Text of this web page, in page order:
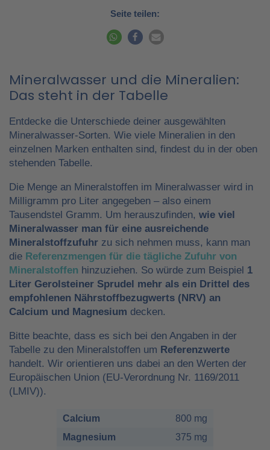
Seite teilen:
Mineralwasser und die Mineralien:
Das steht in der Tabelle
Entdecke die Unterschiede deiner ausgewählten
Mineralwasser-Sorten. Wie viele Mineralien in den
einzelnen Marken enthalten sind, findest du in der oben
stehenden Tabelle.
Die Menge an Mineralstoffen im Mineralwasser wird in
Milligramm pro Liter angegeben – also einem
Tausendstel Gramm. Um herauszufinden, wie viel
Mineralwasser man für eine ausreichende
Mineralstoffzufuhr zu sich nehmen muss, kann man
die Referenzmengen für die tägliche Zufuhr von
Mineralstoffen hinzuziehen. So würde zum Beispiel 1
Liter Gerolsteiner Sprudel mehr als ein Drittel des
empfohlenen Nährstoffbezugwerts (NRV) an
Calcium und Magnesium decken.
Bitte beachte, dass es sich bei den Angaben in der
Tabelle zu den Mineralstoffen um Referenzwerte
handelt. Wir orientieren uns dabei an den Werten der
Europäischen Union (EU-Verordnung Nr. 1169/2011
(LMIV)).
Calcium
800 mg
Magnesium
375 mg